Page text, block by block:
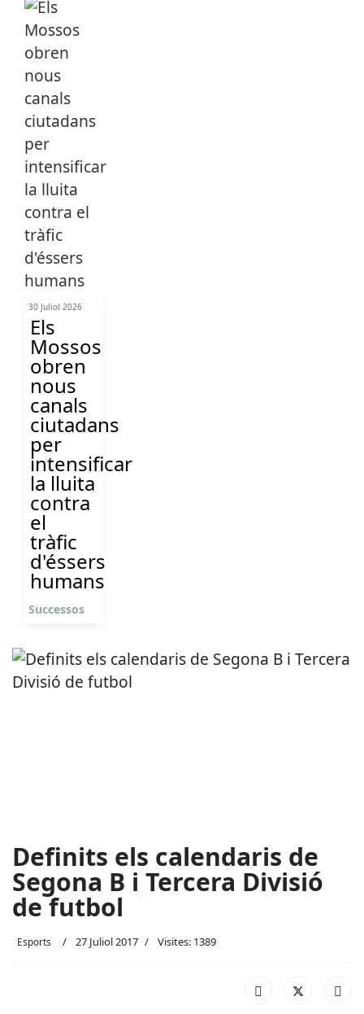
30 Juliol 2026
Els
Mossos
obren
nous
canals
ciutadans
per
intensificar
la lluita
contra
el
tràfic
d'éssers
humans
Successos
Definits els calendaris de
Segona B i Tercera Divisió
de futbol
Esports 27 Juliol 2017 Visites: 1389